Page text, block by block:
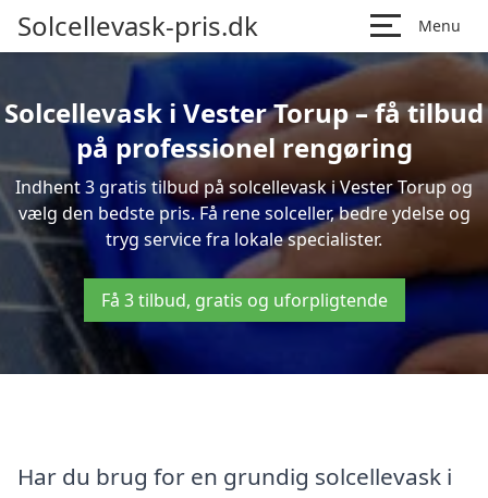
Solcellevask-pris.dk Menu
Solcellevask i Vester Torup – få tilbud
på professionel rengøring
Indhent 3 gratis tilbud på solcellevask i Vester Torup og
vælg den bedste pris. Få rene solceller, bedre ydelse og
tryg service fra lokale specialister.
Få 3 tilbud, gratis og uforpligtende
Har du brug for en grundig solcellevask i